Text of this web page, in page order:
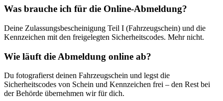
Was brauche ich für die Online-Abmeldung?
Deine Zulassungsbescheinigung Teil I (Fahrzeugschein) und die
Kennzeichen mit den freigelegten Sicherheitscodes. Mehr nicht.
Wie läuft die Abmeldung online ab?
Du fotografierst deinen Fahrzeugschein und legst die
Sicherheitscodes von Schein und Kennzeichen frei – den Rest bei
der Behörde übernehmen wir für dich.